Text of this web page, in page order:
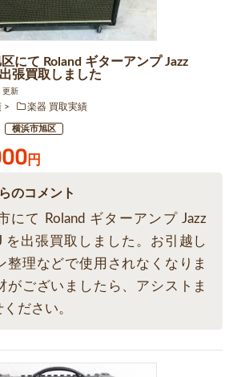
にて Roland ギターアンプ Jazz
張買取しました
新
楽器 買取実績
横浜市旭区
円
のコメント
にて Roland ギターアンプ Jazz
を出張買取しました。お引越し
整理などで使用されなくなりま
がございましたら、アシストま
ださい。